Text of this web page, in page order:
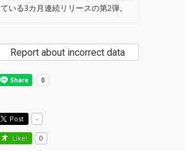
ている3カ月連続リリースの第2弾。
Report about incorrect data
Post -
Like! 0